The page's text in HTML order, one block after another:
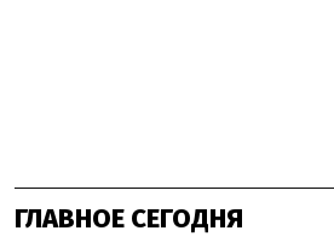
ГЛАВНОЕ СЕГОДНЯ